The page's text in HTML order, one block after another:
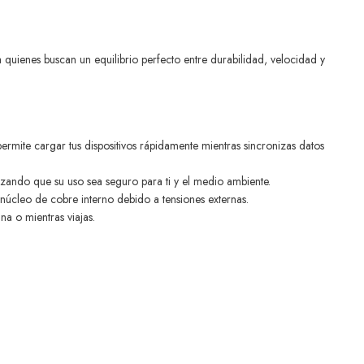
quienes buscan un equilibrio perfecto entre durabilidad, velocidad y
cargar tus dispositivos rápidamente mientras sincronizas datos
que su uso sea seguro para ti y el medio ambiente.
de cobre interno debido a tensiones externas.
o mientras viajas.